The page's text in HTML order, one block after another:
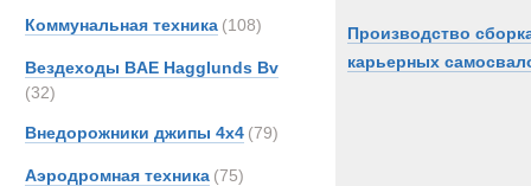
Коммунальная техника (108)
Вездеходы BAE Hagglunds Bv
(32)
Внедорожники джипы 4х4 (79)
Аэродромная техника (75)
Iveco
Производство
карьерных